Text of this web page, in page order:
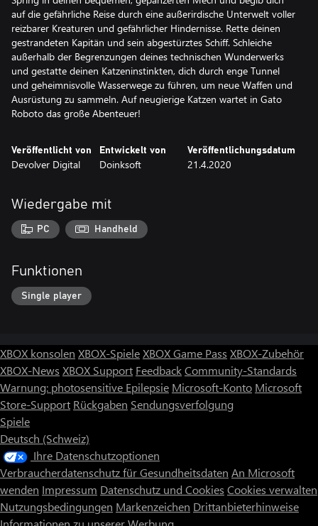
auf die gefährliche Reise durch eine außerirdische Unterwelt voller
reizbarer Kreaturen und gefährlicher Hindernisse. Rette deinen
gestrandeten Kapitän und sein abgestürztes Schiff. Schleiche
außerhalb der Begrenzungen deines technischen Wunderwerks
und gestatte deinen Katzeninstinkten, dich durch enge Tunnel
und geheimnisvolle Wasserwege zu führen, um neue Waffen und
Ausrüstung zu sammeln. Auf neugierige Katzen wartet in Gato
Roboto das große Abenteuer!
Veröffentlicht von
Devolver Digital
Entwickelt von
Doinksoft
Veröffentlichungsdatum
21.4.2020
Wiedergabe mit
PC Handheld
Funktionen
Single player
XBOX konsolen XBOX-SpieleXBOX Game Pass XBOX-Zubehör
XBOX-News XBOX Support FeedbackCommunity-Standards
Warnung: photosensitive Epilepsie Microsoft-Konto Microsoft
Store-Support Rückgaben Sendungsverfolgung
Spiele
Deutsch (Schweiz)
Ihre Datenschutzoptionen
Verbraucherdatenschutz für Gesundheitsdaten An Microsoft
wenden Impressum Datenschutz und Cookies Cookies verwalten
Nutzungsbedingungen Markenzeichen Drittanbieterhinweise